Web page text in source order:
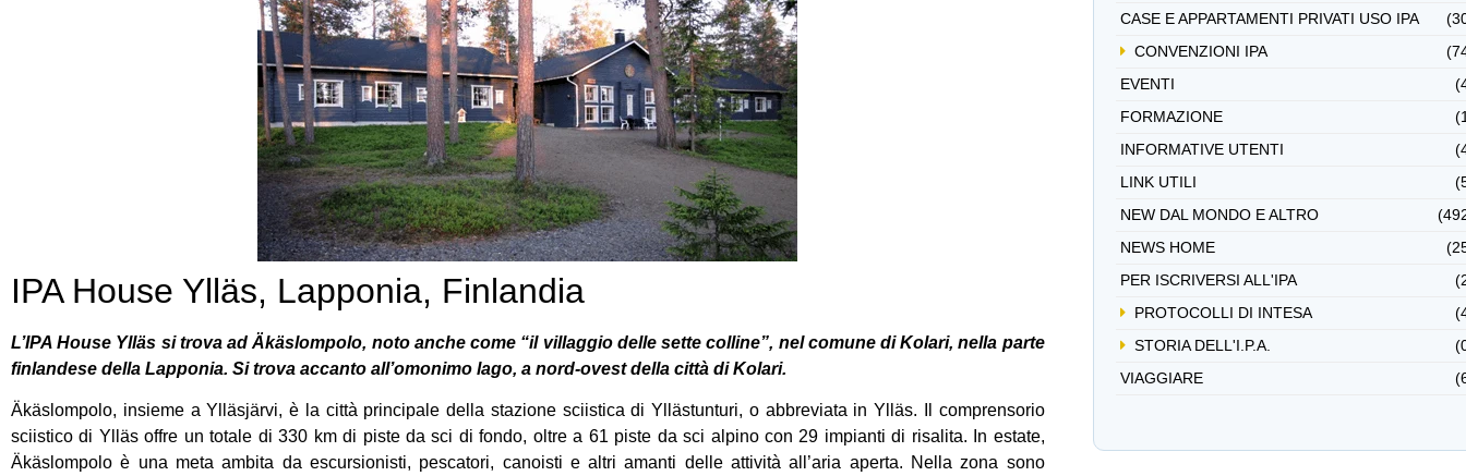
IPA House Ylläs, Lapponia, Finlandia
L’IPA House Ylläs si trova ad Äkäslompolo, noto anche come “il villaggio delle sette colline”, nel comune di Kolari, nella parte
finlandese della Lapponia. Si trova accanto all’omonimo lago, a nord-ovest della città di Kolari.
Äkäslompolo, insieme a Ylläsjärvi, è la città principale della stazione sciistica di Yllästunturi, o abbreviata in Ylläs. Il comprensorio
sciistico di Ylläs offre un totale di 330 km di piste da sci di fondo, oltre a 61 piste da sci alpino con 29 impianti di risalita. In estate,
Äkäslompolo è una meta ambita da escursionisti, pescatori, canoisti e altri amanti delle attività all’aria aperta. Nella zona sono
CASE E APPARTAMENTI PRIVATI USO IPA
CONVENZIONI IPA
EVENTI
FORMAZIONE
INFORMATIVE UTENTI
LINK UTILI
NEW DAL MONDO E ALTRO
NEWS HOME
PER ISCRIVERSI ALL'IPA
PROTOCOLLI DI INTESA
STORIA DELL'I.P.A.
VIAGGIARE